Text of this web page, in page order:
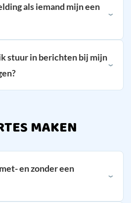
als iemand mijn een
stuur in berichten bij mijn
MAKEN
en zonder een